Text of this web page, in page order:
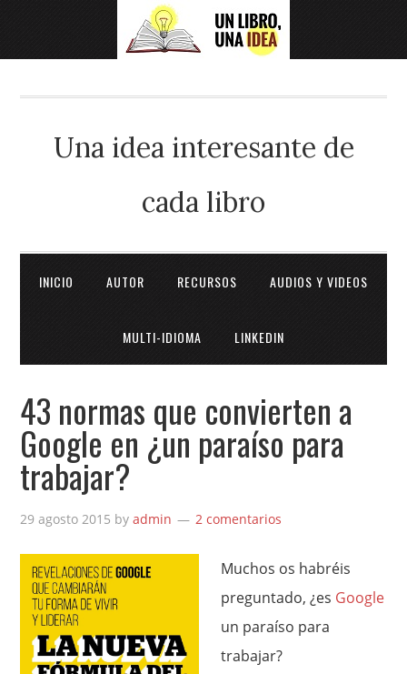
Una idea interesante de
cada libro
INICIO AUTOR RECURSOS AUDIOS Y VIDEOS
MULTI-IDIOMA LINKEDIN
43 normas que convierten a
Google en ¿un paraíso para
trabajar?
29 agosto 2015 byadmin 2 comentarios
Muchos os habréis
preguntado, ¿es Google
un paraíso para
trabajar?